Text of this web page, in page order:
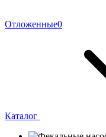
Отложенные0
Каталог